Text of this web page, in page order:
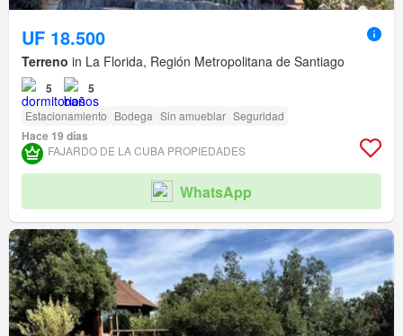
UF 18.500
Terreno in La Florida, Región Metropolitana de Santiago
5 5
Estacionamiento Bodega Sin amueblar Seguridad
Hace 19 días
FAJARDO DE LA CUBA PROPIEDADES
WhatsApp